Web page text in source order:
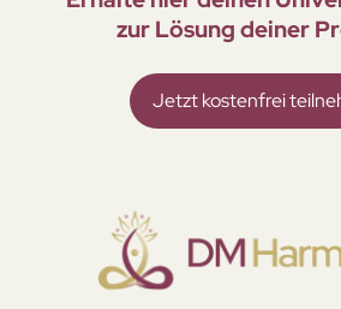
zur Lösung deiner
Jetzt kostenfrei